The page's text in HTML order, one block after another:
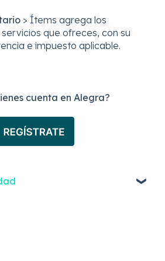
> Ítems agrega los
que ofreces, con su
e impuesto aplicable.
cuenta en Alegra?